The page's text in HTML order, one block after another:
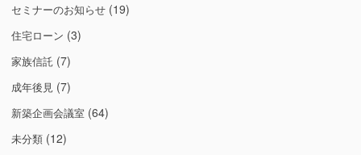
セミナーのお知らせ (19)
住宅ローン (3)
家族信託 (7)
成年後見 (7)
新築企画会議室 (64)
未分類 (12)